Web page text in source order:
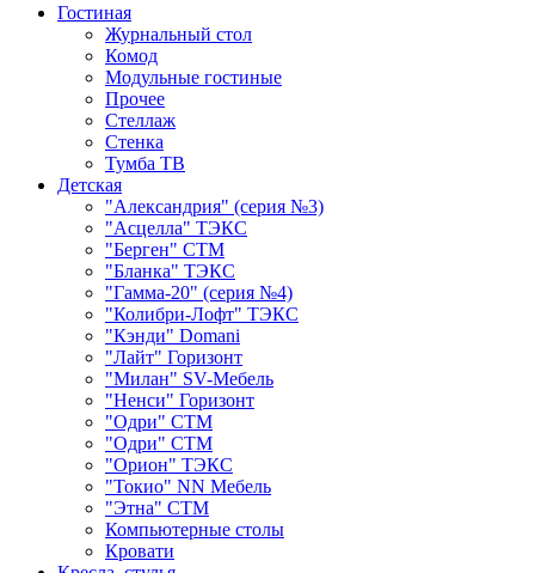
Гостиная
Журнальный стол
Комод
Модульные гостиные
Прочее
Стеллаж
Стенка
Тумба ТВ
Детская
"Александрия" (серия №3)
"Асцелла" ТЭКС
"Берген" СТМ
"Бланка" ТЭКС
"Гамма-20" (серия №4)
"Колибри-Лофт" ТЭКС
"Кэнди" Domani
"Лайт" Горизонт
"Милан" SV-Мебель
"Ненси" Горизонт
"Одри" СТМ
"Одри" СТМ
"Орион" ТЭКС
"Токио" NN Мебель
"Этна" СТМ
Компьютерные столы
Кровати